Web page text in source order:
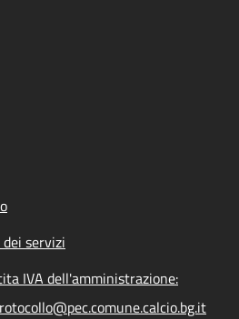
servizi
IVA dell'amministrazione: